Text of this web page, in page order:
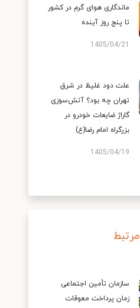
ماندگاری هوای گرم در کشور
تا پنج روز آینده
1405/04/21
علت دود غلیظ در شرق
تهران چه بود؟ آتش‌سوزی
گاراژ ضایعات خودرو در
بزرگراه امام رضا(ع)
1405/04/19
مرتبط
سازمان تأمین اجتماعی
زمان پرداخت معوقات